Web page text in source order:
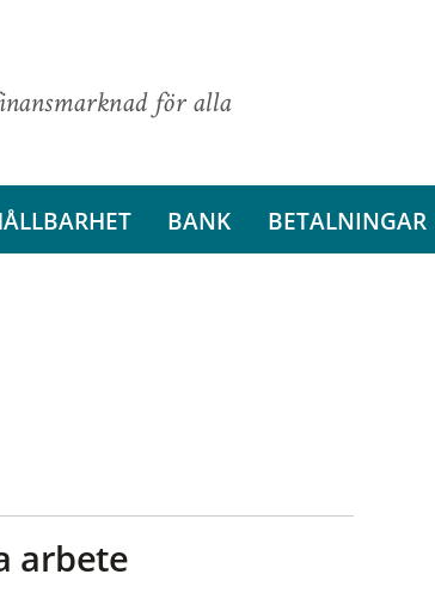
för alla
BANK BETALNINGAR
arbete